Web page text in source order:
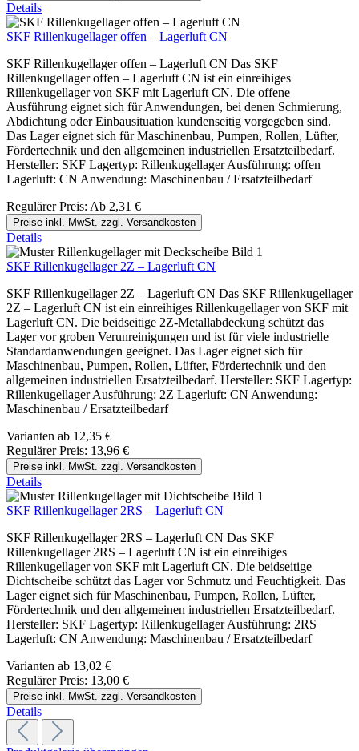
Details
SKF Rillenkugellager offen – Lagerluft CN
SKF Rillenkugellager offen – Lagerluft CN Das SKF
Rillenkugellager offen – Lagerluft CN ist ein einreihiges
Rillenkugellager von SKF mit Lagerluft CN. Die offene
Ausführung eignet sich für Anwendungen, bei denen Schmierung,
Abdichtung oder Einbausituation kundenseitig vorgegeben sind.
Das Lager eignet sich für Maschinenbau, Pumpen, Rollen, Lüfter,
Fördertechnik und den allgemeinen industriellen Ersatzteilbedarf.
Hersteller: SKF Lagertyp: Rillenkugellager Ausführung: offen
Lagerluft: CN Anwendung: Maschinenbau / Ersatzteilbedarf
Regulärer Preis: Ab 2,31 €
Preise inkl. MwSt. zzgl. Versandkosten
Details
SKF Rillenkugellager 2Z – Lagerluft CN
SKF Rillenkugellager 2Z – Lagerluft CN Das SKF Rillenkugellager
2Z – Lagerluft CN ist ein einreihiges Rillenkugellager von SKF mit
Lagerluft CN. Die beidseitige 2Z-Metallabdeckung schützt das
Lager vor groben Verunreinigungen und ist für viele industrielle
Standardanwendungen geeignet. Das Lager eignet sich für
Maschinenbau, Pumpen, Rollen, Lüfter, Fördertechnik und den
allgemeinen industriellen Ersatzteilbedarf. Hersteller: SKF Lagertyp:
Rillenkugellager Ausführung: 2Z Lagerluft: CN Anwendung:
Maschinenbau / Ersatzteilbedarf
Varianten ab 12,35 €
Regulärer Preis: 13,96 €
Preise inkl. MwSt. zzgl. Versandkosten
Details
SKF Rillenkugellager 2RS – Lagerluft CN
SKF Rillenkugellager 2RS – Lagerluft CN Das SKF
Rillenkugellager 2RS – Lagerluft CN ist ein einreihiges
Rillenkugellager von SKF mit Lagerluft CN. Die beidseitige
Dichtscheibe schützt das Lager vor Schmutz und Feuchtigkeit. Das
Lager eignet sich für Maschinenbau, Pumpen, Rollen, Lüfter,
Fördertechnik und den allgemeinen industriellen Ersatzteilbedarf.
Hersteller: SKF Lagertyp: Rillenkugellager Ausführung: 2RS
Lagerluft: CN Anwendung: Maschinenbau / Ersatzteilbedarf
Varianten ab 13,02 €
Regulärer Preis: 13,00 €
Preise inkl. MwSt. zzgl. Versandkosten
Details